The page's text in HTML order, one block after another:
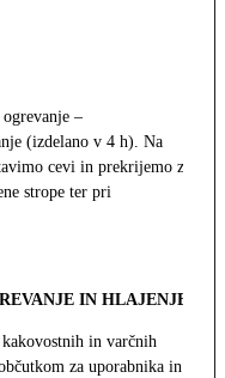
–
(izdelano v 4 h). Na
cevi in prekrijemo z
strope ter pri
IN HLAJENJE
in varčnih
za uporabnika in z